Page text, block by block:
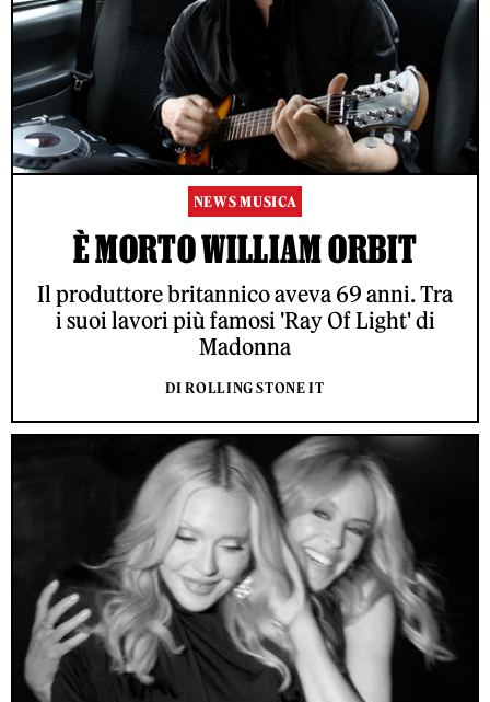
NEWS MUSICA
È MORTO WILLIAM ORBIT
Il produttore britannico aveva 69 anni. Tra
i suoi lavori più famosi 'Ray Of Light' di
Madonna
DI ROLLING STONE IT